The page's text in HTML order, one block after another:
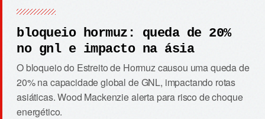
bloqueio hormuz: queda de 20%
no gnl e impacto na ásia
O bloqueio do Estreito de Hormuz causou uma queda de
20% na capacidade global de GNL, impactando rotas
asiáticas. Wood Mackenzie alerta para risco de choque
energético.